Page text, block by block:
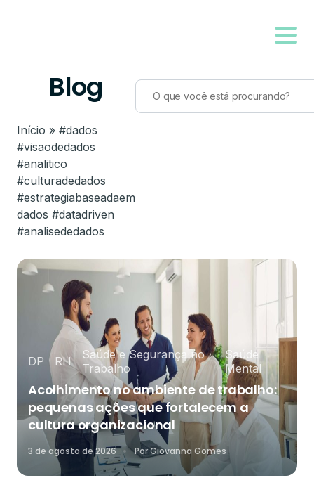
Blog
Início » #dados
#visaodedados
#analitico
#culturadedados
#estrategiabaseadaem
dados #datadriven
#analisededados
DP RH
Saúde e Segurança no
Trabalho
Saúde
Mental
Acolhimento no ambiente de trabalho:
pequenas ações que fortalecem a
cultura organizacional
3 de agosto de 2026 PorGiovanna Gomes